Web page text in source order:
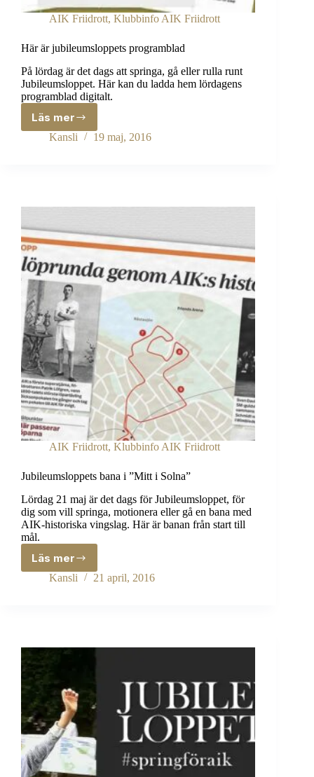
AIK Friidrott, Klubbinfo AIK Friidrott
Här är jubileumsloppets programblad
På lördag är det dags att springa, gå eller rulla runt
Jubileumsloppet. Här kan du ladda hem lördagens
programblad digitalt.
Läs mer
Här
är
Kansli 19 maj, 2016
AIK Friidrott, Klubbinfo AIK Friidrott
Jubileumsloppets bana i ”Mitt i Solna”
Lördag 21 maj är det dags för Jubileumsloppet, för
dig som vill springa, motionera eller gå en bana med
AIK-historiska vingslag. Här är banan från start till
mål.
Läs merJubileumsloppets
bana
Kansli 21 april, 2016